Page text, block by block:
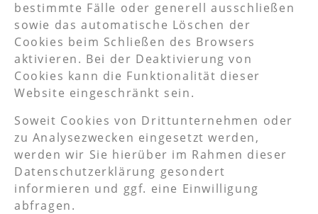
bestimmte Fälle oder generell ausschließen
sowie das automatische Löschen der
Cookies beim Schließen des Browsers
aktivieren. Bei der Deaktivierung von
Cookies kann die Funktionalität dieser
Website eingeschränkt sein.
Soweit Cookies von Drittunternehmen oder
zu Analysezwecken eingesetzt werden,
werden wir Sie hierüber im Rahmen dieser
Datenschutzerklärung gesondert
informieren und ggf. eine Einwilligung
abfragen.